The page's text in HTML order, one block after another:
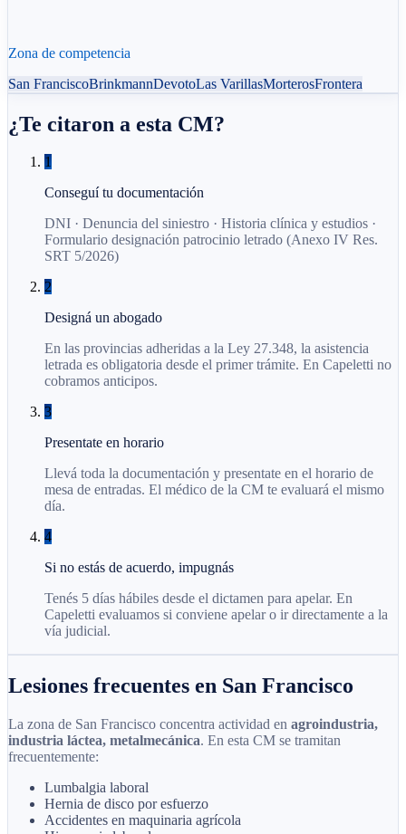
Zona de competencia
San FranciscoBrinkmannDevotoLas VarillasMorterosFrontera
¿Te citaron a esta CM?
1
Conseguí tu documentación
DNI · Denuncia del siniestro · Historia clínica y estudios ·
Formulario designación patrocinio letrado (Anexo IV Res.
SRT 5/2026)
2
Designá un abogado
En las provincias adheridas a la Ley 27.348, la asistencia
letrada es obligatoria desde el primer trámite. En Capeletti no
cobramos anticipos.
3
Presentate en horario
Llevá toda la documentación y presentate en el horario de
mesa de entradas. El médico de la CM te evaluará el mismo
día.
4
Si no estás de acuerdo, impugnás
Tenés 5 días hábiles desde el dictamen para apelar. En
Capeletti evaluamos si conviene apelar o ir directamente a la
vía judicial.
Lesiones frecuentes en San Francisco
La zona de San Francisco concentra actividad en agroindustria,
industria láctea, metalmecánica. En esta CM se tramitan
frecuentemente:
Lumbalgia laboral
Hernia de disco por esfuerzo
Accidentes en maquinaria agrícola